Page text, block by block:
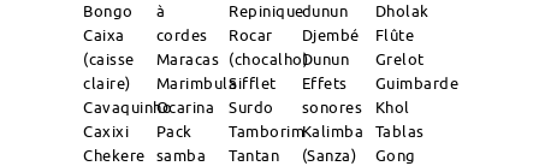
Bongo
Caixa
(caisse
claire)
Cavaquinho
Caxixi
Chekere
à
cordes
Maracas
Marimbula
Ocarina
Pack
samba
Repinique
Rocar
(chocalho)
Sifflet
Surdo
Tamborim
Tantan
dunun
Djembé
Dunun
Effets
sonores
Kalimba
(Sanza)
Dholak
Flûte
Grelot
Guimbarde
Khol
Tablas
Gong